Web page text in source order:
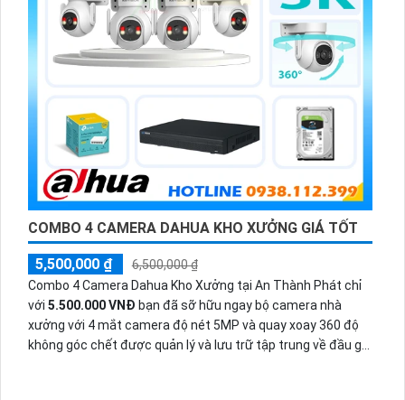
COMBO 4 CAMERA DAHUA KHO XƯỞNG GIÁ TỐT
5,500,000 ₫
6,500,000 ₫
Combo 4 Camera Dahua Kho Xưởng tại An Thành Phát chỉ
với 5.500.000 VNĐ bạn đã sỡ hữu ngay bộ camera nhà
xưởng với 4 mắt camera độ nét 5MP và quay xoay 360 độ
không góc chết được quản lý và lưu trữ tập trung về đầu ghi